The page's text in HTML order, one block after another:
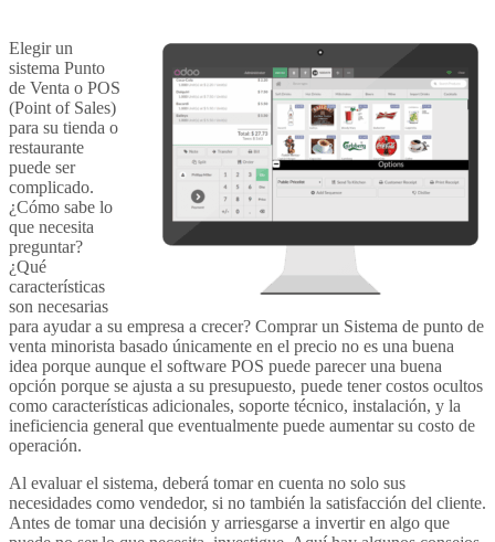
EXCEL-VBA
Elegir un
sistema Punto
de Venta o POS
(Point of Sales)
para su tienda o
restaurante
puede ser
complicado.
¿Cómo sabe lo
que necesita
preguntar?
¿Qué
características
son necesarias
para ayudar a su empresa a crecer? Comprar un Sistema de punto de
venta minorista basado únicamente en el precio no es una buena
idea porque aunque el software POS puede parecer una buena
opción porque se ajusta a su presupuesto, puede tener costos ocultos
como características adicionales, soporte técnico, instalación, y la
ineficiencia general que eventualmente puede aumentar su costo de
operación.
Al evaluar el sistema, deberá tomar en cuenta no solo sus
necesidades como vendedor, si no también la satisfacción del cliente.
Antes de tomar una decisión y arriesgarse a invertir en algo que